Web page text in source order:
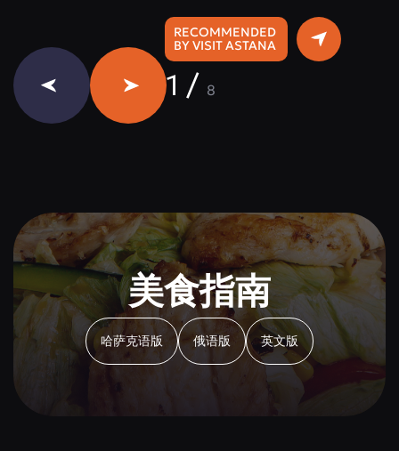
RECOMMENDED
BY VISIT ASTANA
1 / 8
美食指南
哈萨克语版 俄语版 英文版